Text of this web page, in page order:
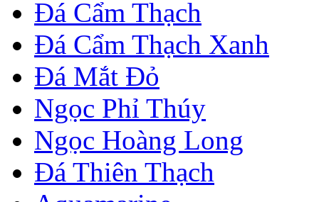
Đá Cẩm Thạch
Đá Cẩm Thạch Xanh
Đá Mắt Đỏ
Ngọc Phỉ Thúy
Ngọc Hoàng Long
Đá Thiên Thạch